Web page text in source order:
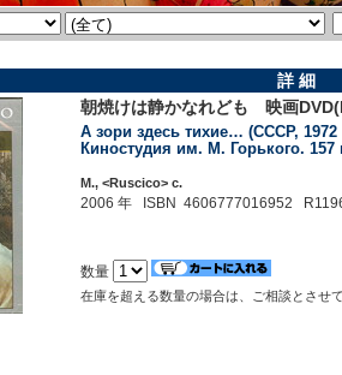
詳 細
朝焼けは静かなれども 映画
А зори здесь тихие… (СССР,
Киностудия им. М. Горького.
М., <Ruscico> c.
2006 年 ISBN 4606777016952
数量
在庫を超える数量の場合は、ご相談とさせ